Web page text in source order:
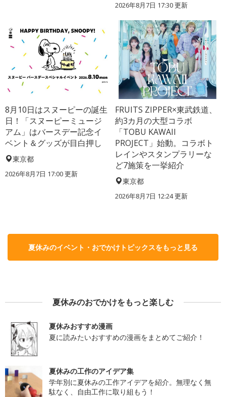
2026年8月7日 17:30更新
8月10日はスヌーピーの誕生
日！「スヌーピーミュージ
アム」はバースデー記念イ
ベント＆グッズが目白押し
東京都
2026年8月7日 17:00更新
FRUITS ZIPPER×東武鉄道、
約3カ月の大型コラボ
「TOBU KAWAII
PROJECT」始動。コラボト
レインやスタンプラリーな
ど7施策を一挙紹介
東京都
2026年8月7日 12:24更新
夏休みのイベント・おでかけトピックスをもっと見る
夏休みのおでかけをもっと楽しむ
夏休みおすすめ漫画
夏に読みたいおすすめの漫画をまとめてご紹介！
夏休みの工作のアイデア集
学年別に夏休みの工作アイデアを紹介。無理なく無
駄なく、自由工作に取り組もう！